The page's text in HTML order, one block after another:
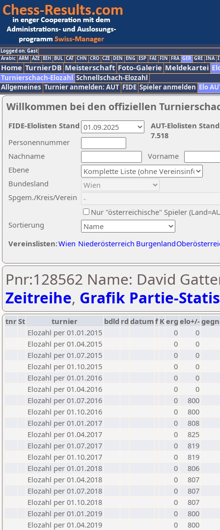
Logged on: Gast
Arabic ARM AZE BIH BUL CAT CHN CRO CZE DEN ENG ESP FAI FIN FRA GER GRE INA
Home TurnierDB Meisterschaft Foto-Galerie Meldekartei
Turnierschach-Elozahl Schnellschach-Elozahl
Allgemeines Turnier anmelden: AUT FIDE Spieler anmelden Elo
Willkommen bei den offiziellen
Nachname
Vorname
Ebene
Sortierung
Personennummer
Bundesland
Spgem./Kreis/Verein
Nur "österreichische" Spieler
Vereinslisten:Wien Niederösterreich Burgenland
AUT-Elolisten
7.518
FIDE-Elolisten Stand
Pnr:128562 Name: David
Zeitreihe, Grafik Partie-
tnrSt turnier bdld rd datumf Kerg elo+/-
Elozahl per 01.01.2015
0
0
Elozahl per 01.04.2015
0
0
Elozahl per 01.07.2015
0
0
Elozahl per 01.10.2015
0
0
Elozahl per 01.01.2016
0
0
Elozahl per 01.04.2016
0
0
Elozahl per 01.07.2016
0
800
Elozahl per 01.10.2016
0
800
Elozahl per 01.01.2017
0
808
Elozahl per 01.04.2017
0
825
Elozahl per 01.07.2017
0
819
Elozahl per 01.10.2017
0
819
Elozahl per 01.01.2018
0
806
Elozahl per 01.04.2018
0
807
Elozahl per 01.07.2018
0
807
Elozahl per 01.10.2018
0
807
Elozahl per 01.01.2019
0
800
Elozahl per 01.04.2019
0
800